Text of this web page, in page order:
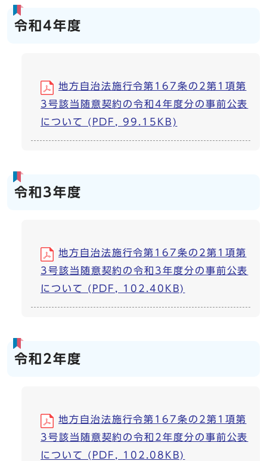
令和4年度
地方自治法施行令第167条の2第1項第
3号該当随意契約の令和4年度分の事前公表
について (PDF, 99.15KB)
令和3年度
地方自治法施行令第167条の2第1項第
3号該当随意契約の令和3年度分の事前公表
について (PDF, 102.40KB)
令和2年度
地方自治法施行令第167条の2第1項第
3号該当随意契約の令和2年度分の事前公表
について (PDF, 102.08KB)